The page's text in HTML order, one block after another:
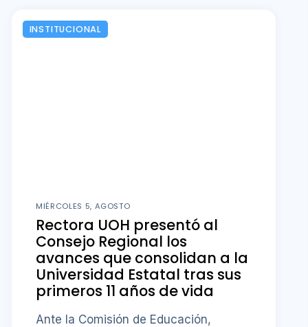
INSTITUCIONAL
MIÉRCOLES 5, AGOSTO
Rectora UOH presentó al
Consejo Regional los
avances que consolidan a la
Universidad Estatal tras sus
primeros 11 años de vida
Ante la Comisión de Educación,